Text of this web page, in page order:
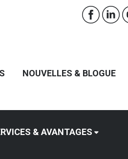
NOUVELLES & BLOGUE
& AVANTAGES